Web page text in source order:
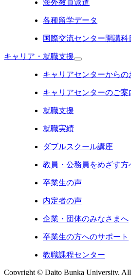
海外教員派遣
各種留学データ
国際交流センター開講科
キャリア・就職支援
キャリアセンターからの
キャリアセンターのご案
就職支援
就職実績
ダブルスクール講座
教員・公務員をめざす方
卒業生の声
内定者の声
企業・団体のみなさまへ
卒業生の方へのサポート
教職課程センター
Copyright © Daito Bunka University, All